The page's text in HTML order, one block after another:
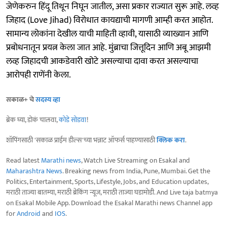
जेणेकरुन हिंदू तिथून निघून जातील, असा प्रकार राज्यात सुरू आहे. लव्ह
जिहाद (Love Jihad) विरोधात कायद्याची मागणी आम्ही करत आहोत.
सामान्य लोकांना देखील याची माहिती व्हावी, यासाठी व्याख्यान आणि
प्रबोधनातून प्रयत्न केला जात आहे. मुंब्राचा जित्तूदिन आणि अबू आझमी
लव्ह जिहादची आकडेवारी खोटे असल्याचा दावा करत असल्याचा
आरोपही राणेंनी केला.
सकाळ+ चेसदस्य व्हा
ब्रेक घ्या, डोकं चालवा,कोडे सोडवा!
शॉपिंगसाठी 'सकाळ प्राईम डील्स'च्या भन्नाट ऑफर्स पाहण्यासाठीक्लिक करा.
Read latestMarathi news, Watch Live Streaming on Esakal and
Maharashtra News. Breaking news from India, Pune, Mumbai. Get the
Politics, Entertainment, Sports, Lifestyle, Jobs, and Education updates,
मराठी ताज्या बातम्या, मराठी ब्रेकिंग न्यूज, मराठी ताज्या घडामोडी. And Live taja batmya
on Esakal Mobile App. Download the Esakal Marathi news Channel app
forAndroidand IOS.